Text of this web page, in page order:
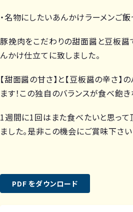
・名物にしたいあんかけラーメンご
豚挽肉をこだわりの甜面醤と豆板
んかけ仕立てに致しました。
【甜面醤の甘さ】と【豆板醤の辛さ】
ます！この独自のバランスが食べ飽
1週間に1回はまた食べたいと思っ
ました。是非この機会にご賞味下さい
PDF をダウンロード